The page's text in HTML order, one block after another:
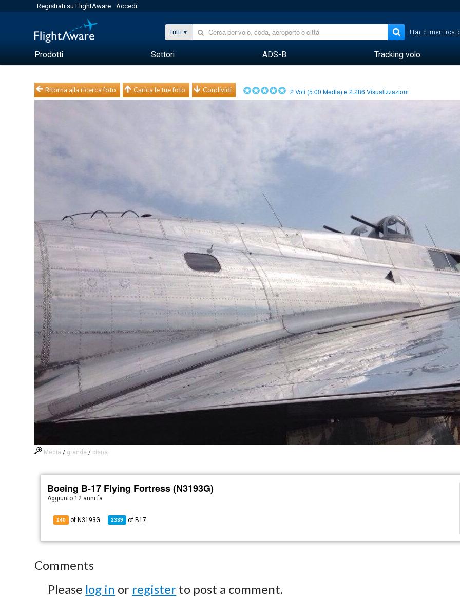
Registrati su FlightAware Accedi
Tutti Hai
Prodotti Settori ADS-B Tracking volo
Ritorna alla ricerca foto Carica le tue foto Condividi 2 Voti (5.00 Media) e2.286 Visualizzazioni
Media / grande / piena
Boeing B-17 Flying Fortress (N3193G)
Aggiunto 12 anni fa
140 of N3193G 2339 of B17
Comments
Please log in or register to post a comment.